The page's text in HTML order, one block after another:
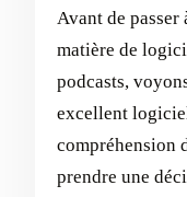
Avant de passer
matière de
podcasts,
excellent
compréhension
prendre une